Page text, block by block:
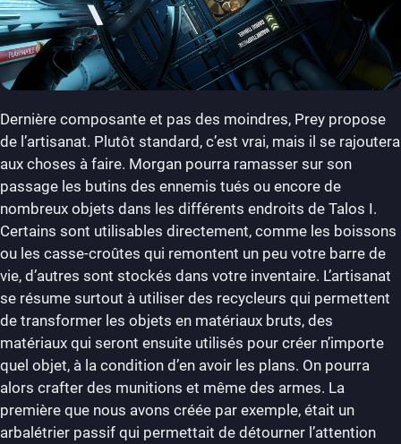
Dernière composante et pas des moindres, Prey propose
de l’artisanat. Plutôt standard, c’est vrai, mais il se rajoutera
aux choses à faire. Morgan pourra ramasser sur son
passage les butins des ennemis tués ou encore de
nombreux objets dans les différents endroits de Talos I.
Certains sont utilisables directement, comme les boissons
ou les casse-croûtes qui remontent un peu votre barre de
vie, d’autres sont stockés dans votre inventaire. L’artisanat
se résume surtout à utiliser des recycleurs qui permettent
de transformer les objets en matériaux bruts, des
matériaux qui seront ensuite utilisés pour créer n’importe
quel objet, à la condition d’en avoir les plans. On pourra
alors crafter des munitions et même des armes. La
première que nous avons créée par exemple, était un
arbalétrier passif qui permettait de détourner l’attention